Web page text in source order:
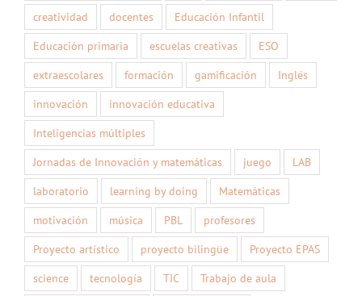
creatividad docentes
Educación Infantil
Educación primaria
escuelas creativas
ESO
extraescolares
formación gamificación
Inglés
innovación
innovación educativa
Inteligencias múltiples
Jornadas de Innovación y matemáticas
juego
LAB
laboratorio
learning by doing
Matemáticas
motivación
música PBL
profesores
Proyecto artístico
proyecto bilingüe
Proyecto EPAS
science
tecnología TIC
Trabajo de aula